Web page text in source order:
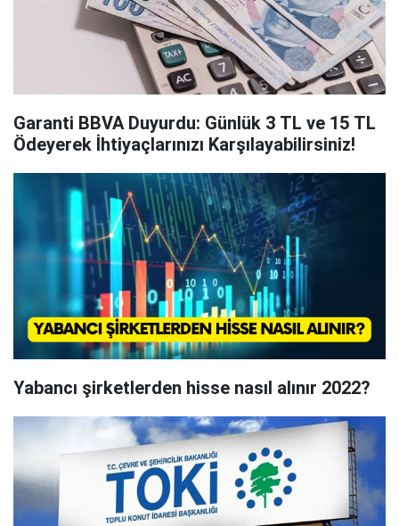
Garanti BBVA Duyurdu: Günlük 3 TL ve 15 TL
Ödeyerek İhtiyaçlarınızı Karşılayabilirsiniz!
Yabancı şirketlerden hisse nasıl alınır 2022?